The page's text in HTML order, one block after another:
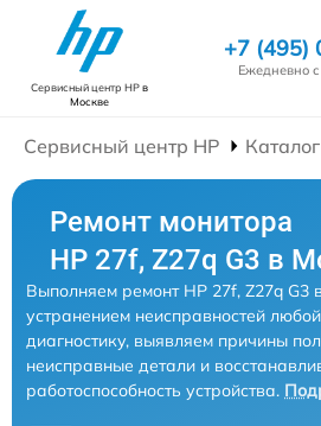
Сервисный центр HPв
Москве
+7 (495)
Ежедневно
Сервисный центр HP
Ремонт монитора
HP 27f, Z27q G3 в
Выполняем ремонт HP 27f, Z27q G3
устранением неисправностей
диагностику, выявляем причины
неисправные детали и
работоспособность устройства.